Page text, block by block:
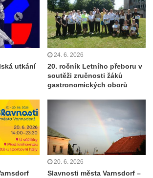
utkání
24. 6. 2026
20. ročník Letního přeboru v
soutěži zručnosti žáků
gastronomických oborů
20. 6. 2026
Slavnosti města Varnsdorf –